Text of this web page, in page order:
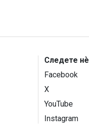
Следете нѐ
Facebook
X
YouTube
Instagram